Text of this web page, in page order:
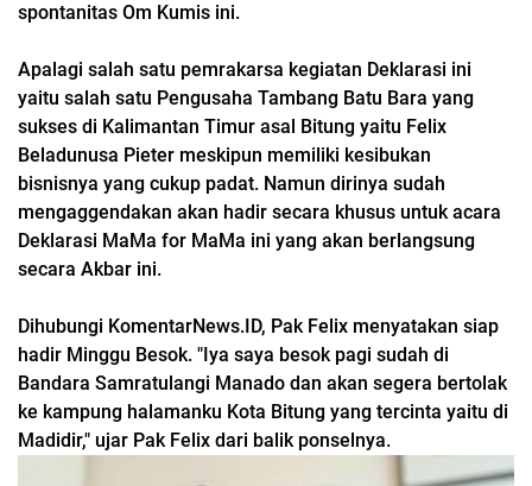
spontanitas Om Kumis ini.
Apalagi salah satu pemrakarsa kegiatan Deklarasi ini
yaitu salah satu Pengusaha Tambang Batu Bara yang
sukses di Kalimantan Timur asal Bitung yaitu Felix
Beladunusa Pieter meskipun memiliki kesibukan
bisnisnya yang cukup padat. Namun dirinya sudah
mengaggendakan akan hadir secara khusus untuk acara
Deklarasi MaMa for MaMa ini yang akan berlangsung
secara Akbar ini.
Dihubungi KomentarNews.ID, Pak Felix menyatakan siap
hadir Minggu Besok. "Iya saya besok pagi sudah di
Bandara Samratulangi Manado dan akan segera bertolak
ke kampung halamanku Kota Bitung yang tercinta yaitu di
Madidir," ujar Pak Felix dari balik ponselnya.